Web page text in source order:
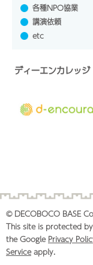
各種NPO協業
講演依頼
etc
ディーエンカレッ
© DECOBOCO BASE
This site is protected
the Google Privacy
Serviceapply.